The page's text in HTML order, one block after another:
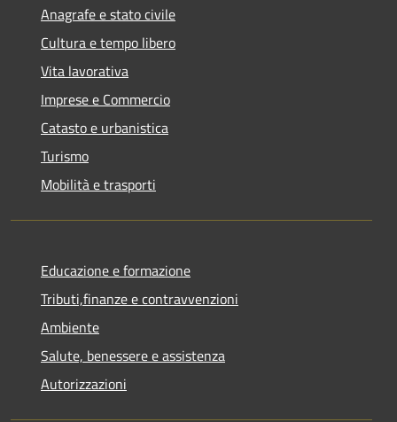
Anagrafe e stato civile
Cultura e tempo libero
Vita lavorativa
Imprese e Commercio
Catasto e urbanistica
Turismo
Mobilità e trasporti
Educazione e formazione
Tributi,finanze e contravvenzioni
Ambiente
Salute, benessere e assistenza
Autorizzazioni